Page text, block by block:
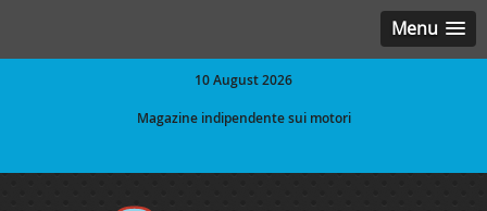
Menu
10 August 2026
Magazine indipendente sui motori